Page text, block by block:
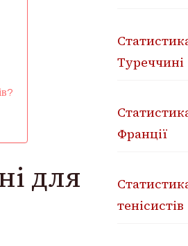
для
Туреччині
Франції
тенісистів